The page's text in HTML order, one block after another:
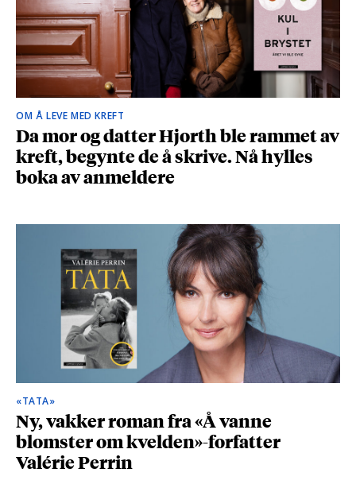
OM Å LEVE MED KREFT
Da mor og datter Hjorth ble rammet av
kreft, begynte de å skrive. Nå hylles
boka av anmeldere
«TATA»
Ny, vakker roman fra «Å vanne
blomster om kvelden»-forfatter
Valérie Perrin